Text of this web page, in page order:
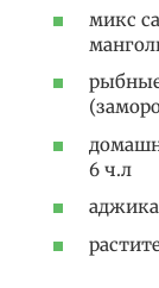
микс
6 ч.л